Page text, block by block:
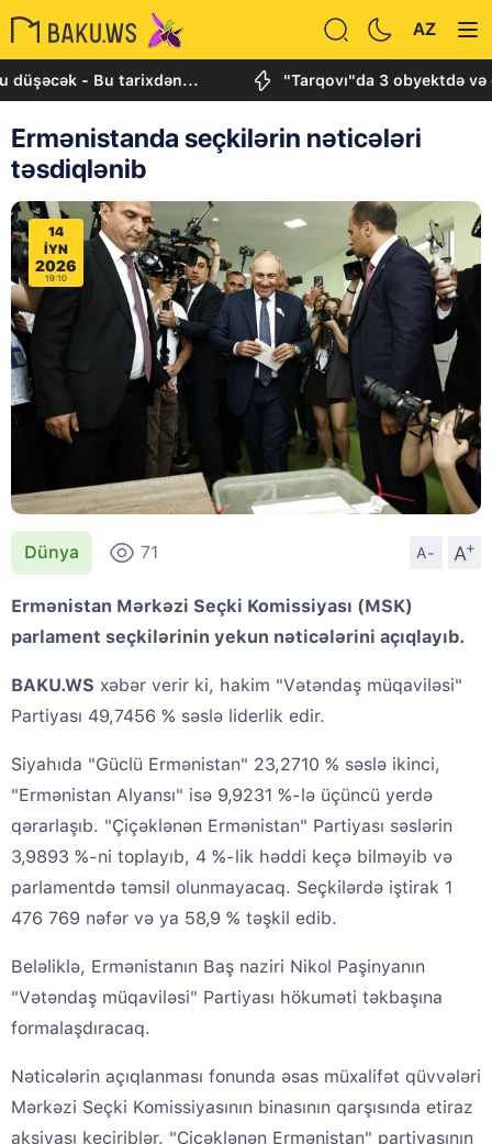
AZ
- Bu tarixdən... "Tarqovı"da 3 obyektdə və evdə
Ermənistanda seçkilərin nəticələri
təsdiqlənib
14
IYN
2026
19:10
Dünya 71 A- A
+
Ermənistan Mərkəzi Seçki Komissiyası (MSK)
parlament seçkilərinin yekun nəticələrini açıqlayıb.
BAKU.WS xəbər verir ki, hakim "Vətəndaş müqaviləsi"
Partiyası 49,7456 % səslə liderlik edir.
Siyahıda "Güclü Ermənistan" 23,2710 % səslə ikinci,
"Ermənistan Alyansı" isə 9,9231 %-lə üçüncü yerdə
qərarlaşıb. "Çiçəklənən Ermənistan" Partiyası səslərin
3,9893 %-ni toplayıb, 4 %-lik həddi keçə bilməyib və
parlamentdə təmsil olunmayacaq. Seçkilərdə iştirak 1
476 769 nəfər və ya 58,9 % təşkil edib.
Beləliklə, Ermənistanın Baş naziri Nikol Paşinyanın
"Vətəndaş müqaviləsi" Partiyası hökuməti təkbaşına
formalaşdıracaq.
Nəticələrin açıqlanması fonunda əsas müxalifət qüvvələri
Mərkəzi Seçki Komissiyasının binasının qarşısında etiraz
aksiyası keçiriblər. "Çiçəklənən Ermənistan" partiyasının